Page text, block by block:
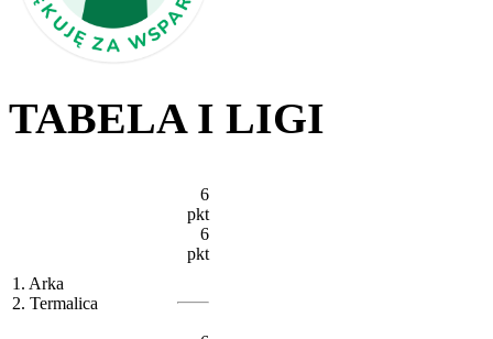
TABELA I LIGI
1. Arka
2. Termalica
6
pkt
6
pkt